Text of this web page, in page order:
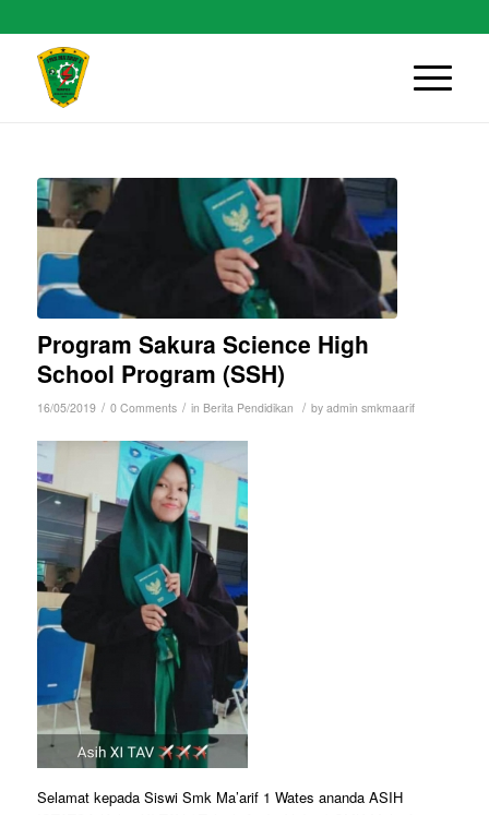
Program Sakura Science High
School Program (SSH)
16/05/2019 / 0 Comments / in Berita Pendidikan / by admin smkmaarif
Selamat kepada Siswi Smk Ma’arif 1 Wates ananda ASIH